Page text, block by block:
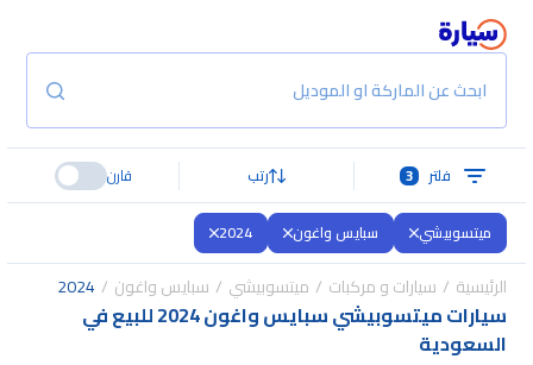
ابحث عن الماركة او الموديل
فلتر 3 رتب قارن
ميتسوبيشي سبايس واغون 2024
الرئيسية سيارات و مركبات ميتسوبيشي سبايس واغون 2024
سيارات ميتسوبيشي سبايس واغون 2024 للبيع في
السعودية